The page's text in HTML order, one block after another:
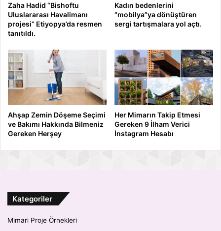
Zaha Hadid “Bishoftu
Uluslararası Havalimanı
projesi” Etiyopya’da resmen
tanıtıldı.
Kadın bedenlerini
“mobilya”ya dönüştüren
sergi tartışmalara yol açtı.
Ahşap Zemin Döşeme Seçimi
ve Bakımı Hakkında Bilmeniz
Gereken Herşey
Her Mimarın Takip Etmesi
Gereken 9 İlham Verici
İnstagram Hesabı
Kategoriler
Mimari Proje Örnekleri